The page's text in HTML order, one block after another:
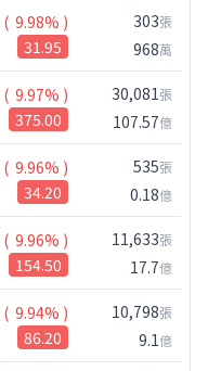
( 9.98% )
31.95
303張
968萬
( 9.97% )
375.00
30,081張
107.57億
( 9.96% )
34.20
535張
0.18億
( 9.96% )
154.50
11,633張
17.7億
( 9.94% )
86.20
10,798張
9.1億